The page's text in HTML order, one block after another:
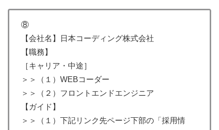
⑧
【会社名】日本コーディング株式会社
【職務】
［キャリア・中途］
＞＞（１）WEBコーダー
＞＞（２）フロントエンドエンジニア
【ガイド】
＞＞（１）下記リンク先ページ下部の「採用情